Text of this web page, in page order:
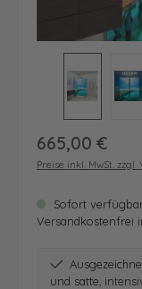
Regulärer Preis:
665,00 €
Preise inkl. MwSt.
Sofort
Versandkostenfrei
und satte,